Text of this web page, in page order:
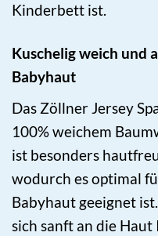
Kinderbett ist.
Kuschelig weich und
Babyhaut
Das Zöllner Jersey
100% weichem
ist besonders
wodurch es optimal
Babyhaut geeignet
sich sanft an die